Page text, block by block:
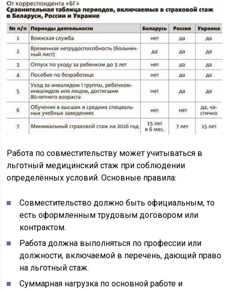
Работа по совместительству может учитываться в
льготный медицинский стаж при соблюдении
определённых условий. Основные правила:
Совместительство должно быть официальным, то
есть оформленным трудовым договором или
контрактом.
Работа должна выполняться по профессии или
должности, включаемой в перечень, дающий право
на льготный стаж.
Суммарная нагрузка по основной работе и